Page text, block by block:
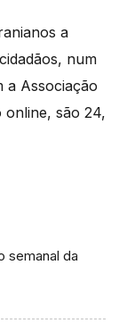
a
num
a Associação
online, são 24,
semanal da